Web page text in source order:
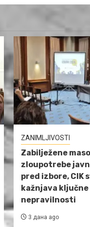
ZANIMLJIVOSTI
Zabilježene
zloupotrebe
pred izbore, CIK
kažnjava ključne
nepravilnosti
3 дана ago